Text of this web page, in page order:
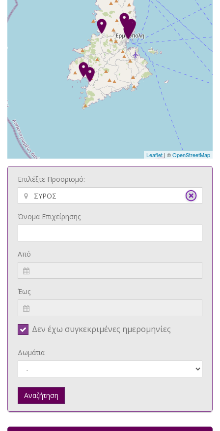
Leaflet | ©OpenStreetMap
Επιλέξτε Προορισμό:
Όνομα Επιχείρησης
Από
Έως
Δεν έχω συγκεκριμένες ημερομηνίες
Δωμάτια
Αναζήτηση